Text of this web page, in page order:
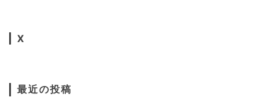
X
最近の投稿